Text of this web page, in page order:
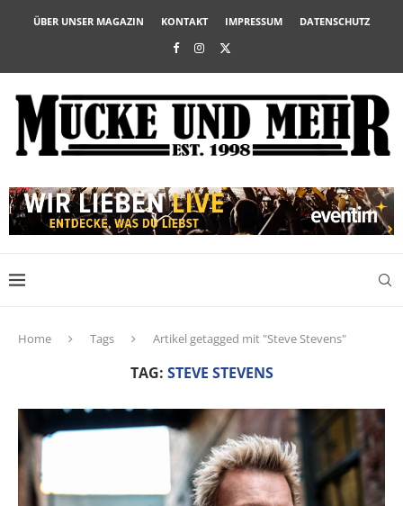
ÜBER UNSER MAGAZIN KONTAKT IMPRESSUM DATENSCHUTZ
Home Tags Artikel getagged mit "Steve Stevens"
TAG: STEVE STEVENS